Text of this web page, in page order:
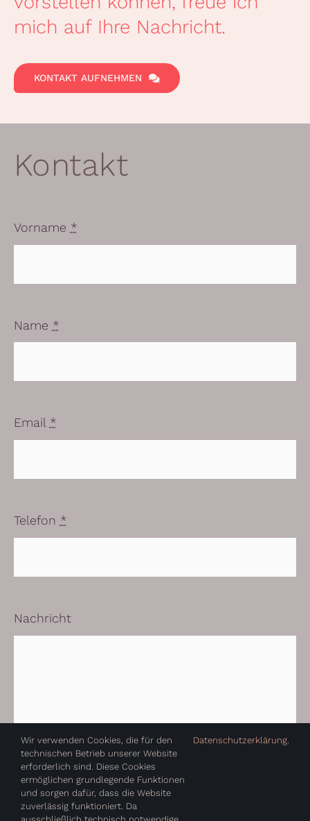
mich auf Ihre Nachricht.
KONTAKT AUFNEHMEN
Kontakt
Vorname *
Name *
Email *
Telefon *
Nachricht
DSGVO-Einverständnis*
Ich willige ein, dass diese Website meine
übermittelten Informationen speichert,
Wir verwenden Cookies, die für den
technischen Betrieb unserer Website
erforderlich sind. Diese Cookies
ermöglichen grundlegende Funktionen
und sorgen dafür, dass die Website
zuverlässig funktioniert. Da
Datenschutzerklärung.